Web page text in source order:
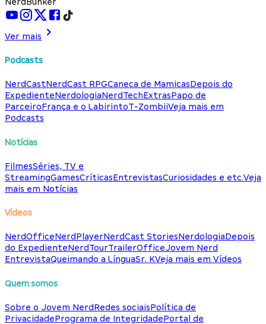
Ver mais
Podcasts
NerdCastNerdCast RPGCaneca de MamicasDepois do
ExpedienteNerdologiaNerdTechExtrasPapo de
ParceiroFrança e o LabirintoT-ZombiiVeja mais em
Podcasts
Notícias
FilmesSéries, TV e
StreamingGamesCríticasEntrevistasCuriosidades e etc.Veja
mais em Notícias
Vídeos
NerdOfficeNerdPlayerNerdCast StoriesNerdologiaDepois
do ExpedienteNerdTourTrailerOfficeJovem Nerd
EntrevistaQueimando a LínguaSr. KVeja mais em Vídeos
Quem somos
Sobre o Jovem NerdRedes sociaisPolítica de
PrivacidadePrograma de IntegridadePortal de